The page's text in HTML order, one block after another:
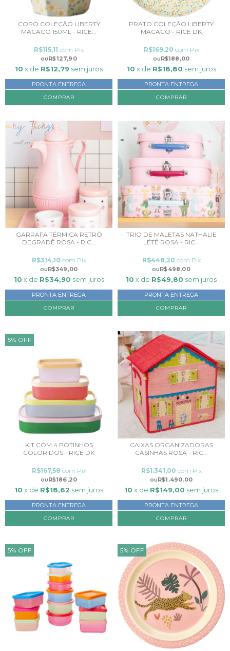
COPO COLEÇÃO LIBERTY
MACACO 150ML - RICE...
R$127,90
R$115,11 com Pix
10 x de R$12,79 sem juros
PRONTA ENTREGA
PRATO COLEÇÃO LIBERTY
MACACO - RICE DK
R$188,00
R$169,20 com Pix
10 x de R$18,80 sem juros
PRONTA ENTREGA
GARRAFA TÉRMICA RETRÔ
DEGRADÊ ROSA - RIC...
R$349,00
R$314,10 com Pix
10 x de R$34,90 sem juros
PRONTA ENTREGA
TRIO DE MALETAS NATHALIE
LÉTÉ ROSA - RIC...
R$498,00
R$448,20 com Pix
10 x de R$49,80 sem juros
PRONTA ENTREGA
5% OFF
KIT COM 4 POTINHOS
COLORIDOS - RICE DK
R$186,20
R$167,58 com Pix
10 x de R$18,62 sem juros
PRONTA ENTREGA
CAIXAS ORGANIZADORAS
CASINHAS ROSA - RIC...
R$1.490,00
R$1.341,00 com Pix
10 x de R$149,00 sem juros
PRONTA ENTREGA
COMPRAR
5% OFF 5% OFF